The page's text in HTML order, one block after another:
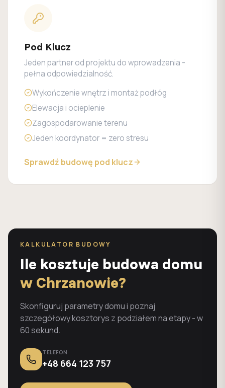
Pod Klucz
Jeden partner od projektu do wprowadzenia -
pełna odpowiedzialność.
Wykończenie wnętrz i montaż podłóg
Elewacja i ocieplenie
Zagospodarowanie terenu
Jeden koordynator = zero stresu
Sprawdź budowę pod klucz
KALKULATOR BUDOWY
Ile kosztuje budowa domu
w Chrzanowie?
Skonfiguruj parametry domu i poznaj
szczegółowy kosztorys z podziałem na etapy - w
60 sekund.
TELEFON
+48 664 123 757